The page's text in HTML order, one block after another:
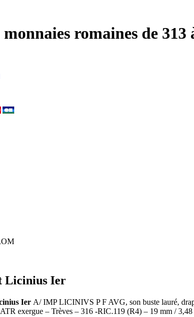
romaines de 313
Licinius Ier
Ier A/ IMP LICINIVS P F AVG, son buste lauré,
exergue – Trèves – 316 -RIC.119 (R4) – 19 mm /